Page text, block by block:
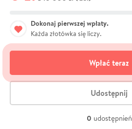
Dokonaj pierwszej wpłaty.
Każda złotówka się liczy.
Wpłać teraz
Udostępnij
0 udostępnień